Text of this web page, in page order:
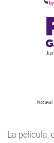
La película,